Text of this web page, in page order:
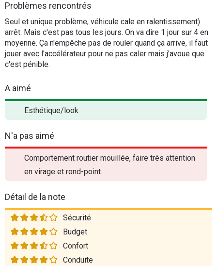
Problèmes rencontrés
Seul et unique problème, véhicule cale en ralentissement)
arrêt. Mais c'est pas tous les jours. On va dire 1 jour sur 4 en
moyenne. Ça n'empêche pas de rouler quand ça arrive, il faut
jouer avec l'accélérateur pour ne pas caler mais j'avoue que
c'est pénible.
A aimé
Esthétique/look
N'a pas aimé
Comportement routier mouillée, faire très attention
en virage et rond-point.
Détail de la note
Sécurité
Budget
Confort
Conduite